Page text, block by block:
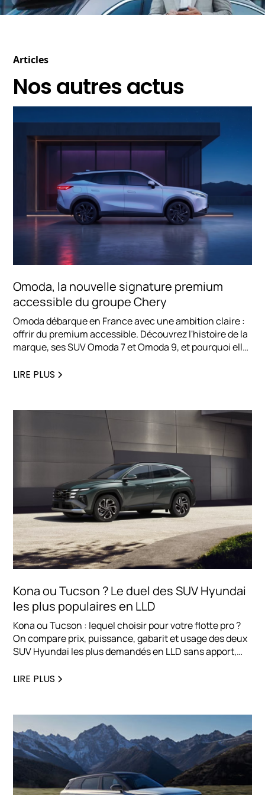
Articles
Nos autres actus
Omoda, la nouvelle signature premium
accessible du groupe Chery
Omoda débarque en France avec une ambition claire :
offrir du premium accessible. Découvrez l'histoire de la
marque, ses SUV Omoda 7 et Omoda 9, et pourquoi elle
alternative électrifiée haut de gamme.
LIRE PLUS
Kona ou Tucson ? Le duel des SUV Hyundai
les plus populaires en LLD
Kona ou Tucson : lequel choisir pour votre flotte pro ?
On compare prix, puissance, gabarit et usage des deux
SUV Hyundai les plus demandés en LLD sans apport,
LIRE PLUS